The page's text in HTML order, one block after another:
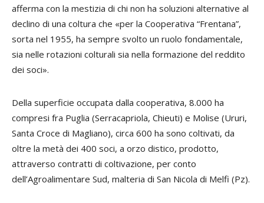
afferma con la mestizia di chi non ha soluzioni alternative al
declino di una coltura che «per la Cooperativa “Frentana”,
sorta nel 1955, ha sempre svolto un ruolo fondamentale,
sia nelle rotazioni colturali sia nella formazione del reddito
dei soci».
Della superficie occupata dalla cooperativa, 8.000 ha
compresi fra Puglia (Serracapriola, Chieuti) e Molise (Ururi,
Santa Croce di Magliano), circa 600 ha sono coltivati, da
oltre la metà dei 400 soci, a orzo distico, prodotto,
attraverso contratti di coltivazione, per conto
dell’Agroalimentare Sud, malteria di San Nicola di Melfi (Pz).